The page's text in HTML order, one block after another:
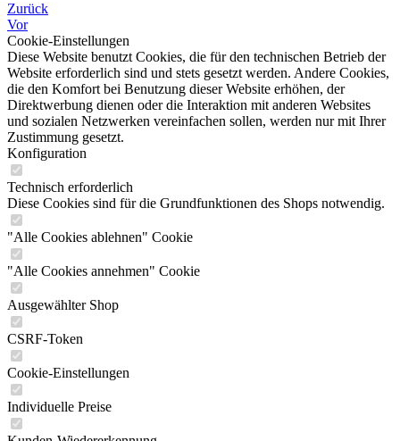
Zurück
Vor
Cookie-Einstellungen
Diese Website benutzt Cookies, die für den technischen Betrieb der
Website erforderlich sind und stets gesetzt werden. Andere Cookies,
die den Komfort bei Benutzung dieser Website erhöhen, der
Direktwerbung dienen oder die Interaktion mit anderen Websites
und sozialen Netzwerken vereinfachen sollen, werden nur mit Ihrer
Zustimmung gesetzt.
Konfiguration
Technisch erforderlich
Diese Cookies sind für die Grundfunktionen des Shops notwendig.
"Alle Cookies ablehnen" Cookie
"Alle Cookies annehmen" Cookie
Ausgewählter Shop
CSRF-Token
Cookie-Einstellungen
Individuelle Preise